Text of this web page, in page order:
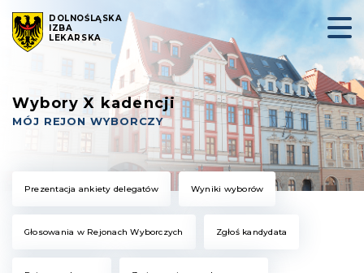
DOLNOŚLĄSKA
IZBA
LEKARSKA
Wybory X kadencji
MÓJ REJON WYBORCZY
Prezentacja ankiety delegatów Wyniki wyborów
Głosowania w Rejonach Wyborczych Zgłoś kandydata